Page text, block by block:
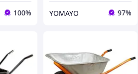
100% YOMAYO 97%